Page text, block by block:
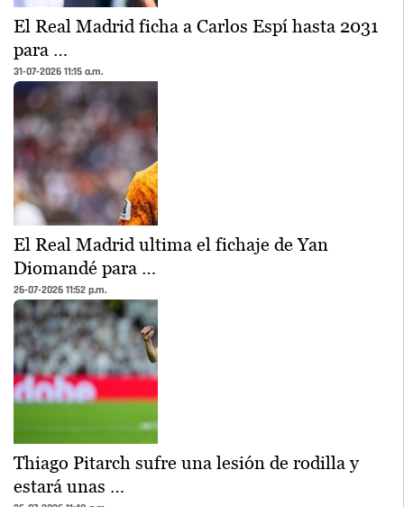
El Real Madrid ficha a Carlos Espí hasta 2031
para …
31-07-2026 11:15 a.m.
El Real Madrid ultima el fichaje de Yan
Diomandé para …
26-07-2026 11:52 p.m.
Thiago Pitarch sufre una lesión de rodilla y
estará unas …